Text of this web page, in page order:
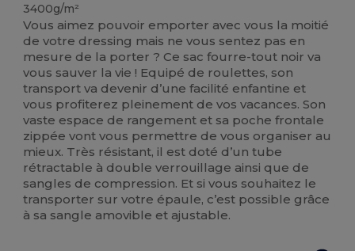
3400g/m²
Vous aimez pouvoir emporter avec vous la moitié
de votre dressing mais ne vous sentez pas en
mesure de la porter ? Ce sac fourre-tout noir va
vous sauver la vie ! Equipé de roulettes, son
transport va devenir d’une facilité enfantine et
vous profiterez pleinement de vos vacances. Son
vaste espace de rangement et sa poche frontale
zippée vont vous permettre de vous organiser au
mieux. Très résistant, il est doté d’un tube
rétractable à double verrouillage ainsi que de
sangles de compression. Et si vous souhaitez le
transporter sur votre épaule, c’est possible grâce
à sa sangle amovible et ajustable.